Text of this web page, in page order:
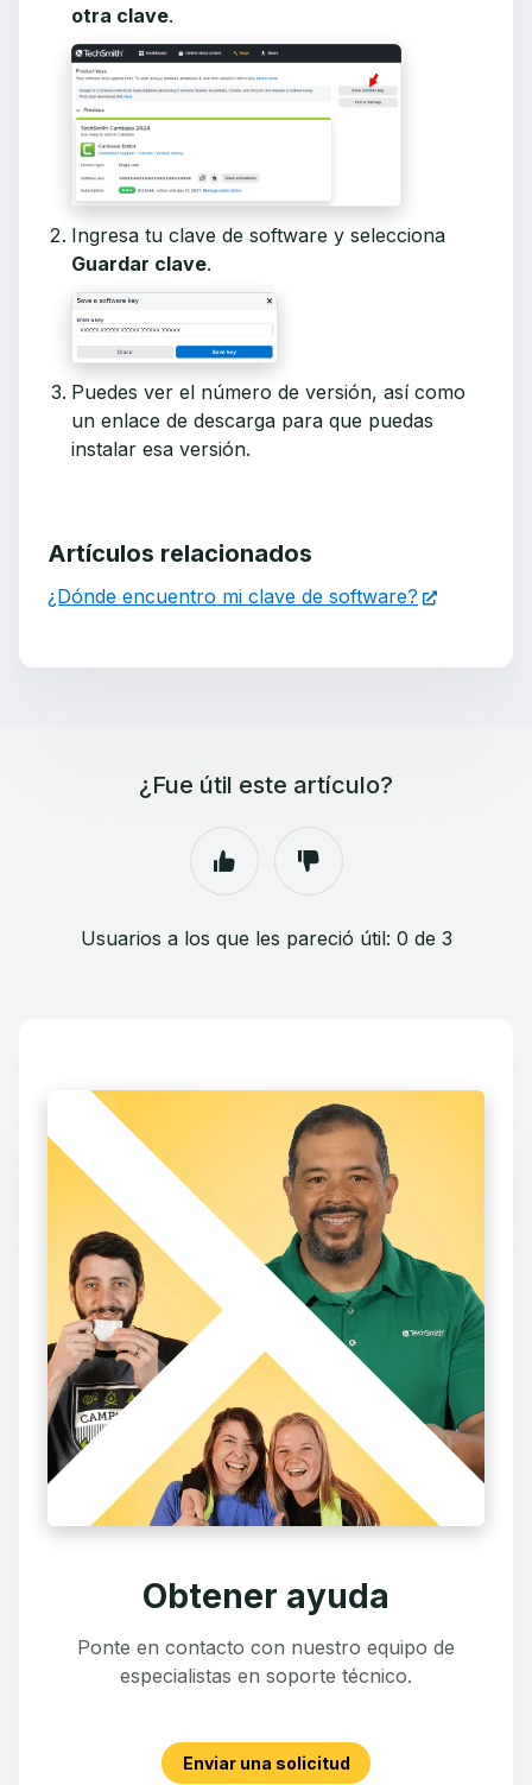
otra clave.
Ingresa tu clave de software y selecciona
Guardar clave.
Puedes ver el número de versión, así como
un enlace de descarga para que puedas
instalar esa versión.
Artículos relacionados
¿Dónde encuentro mi clave de software?
¿Fue útil este artículo?
Usuarios a los que les pareció útil: 0 de 3
Obtener ayuda
Ponte en contacto con nuestro equipo de
especialistas en soporte técnico.
Enviar una solicitud